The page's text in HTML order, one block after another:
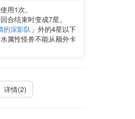
用1次。
结束时变成7星。
的深影队 」外的4星以下
属性怪兽不能从额外卡
详情(2)